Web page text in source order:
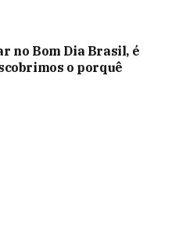
no Bom Dia Brasil, é
o porquê